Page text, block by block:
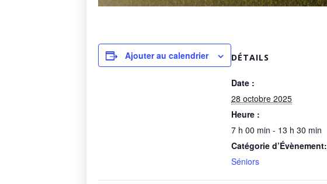
Ajouter au calendrier DÉTAILS
Date :
28 octobre 2025
Heure :
7 h 00 min - 13 h 30 min
Catégorie d’Évènement:
Séniors